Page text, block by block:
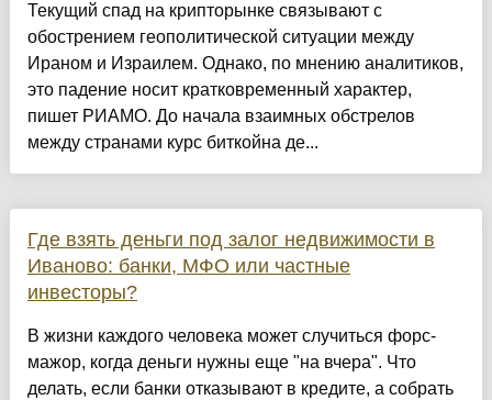
Текущий спад на крипторынке связывают с
обострением геополитической ситуации между
Ираном и Израилем. Однако, по мнению аналитиков,
это падение носит кратковременный характер,
пишет РИАМО. До начала взаимных обстрелов
между странами курс биткойна де...
Где взять деньги под залог недвижимости в
Иваново: банки, МФО или частные
инвесторы?
В жизни каждого человека может случиться форс-
мажор, когда деньги нужны еще "на вчера". Что
делать, если банки отказывают в кредите, а собрать